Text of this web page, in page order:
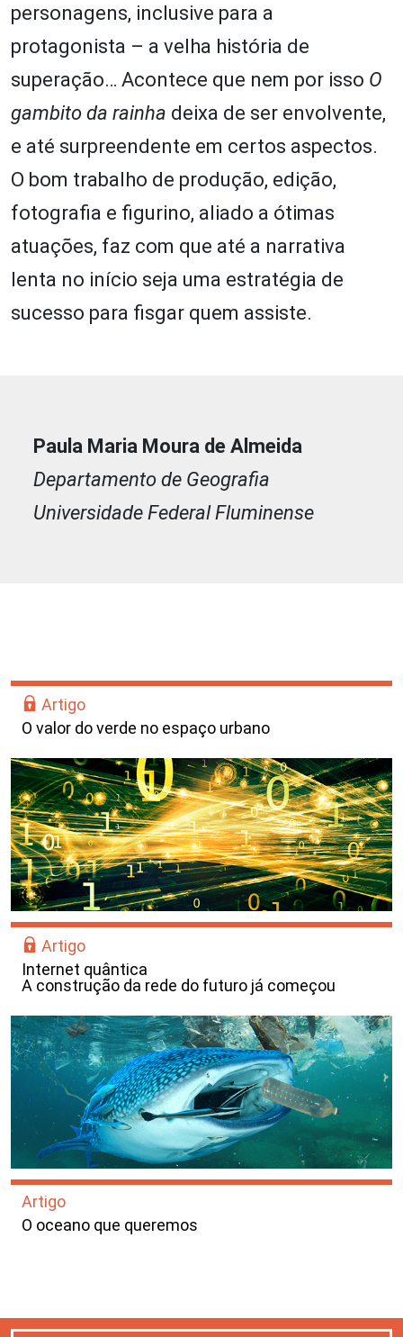
personagens, inclusive para a
protagonista – a velha história de
superação… Acontece que nem por isso O
gambito da rainha deixa de ser envolvente,
e até surpreendente em certos aspectos.
O bom trabalho de produção, edição,
fotografia e figurino, aliado a ótimas
atuações, faz com que até a narrativa
lenta no início seja uma estratégia de
sucesso para fisgar quem assiste.
Paula Maria Moura de Almeida
Departamento de Geografia
Universidade Federal Fluminense
Artigo
O valor do verde no espaço urbano
Artigo
Internet quântica
A construção da rede do futuro já começou
Artigo
O oceano que queremos